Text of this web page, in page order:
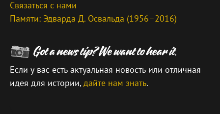
Связаться с нами
Памяти: Эдварда Д. Освальда (1956–2016)
Если у вас есть актуальная новость или отличная
идея для истории,дайте нам знать.